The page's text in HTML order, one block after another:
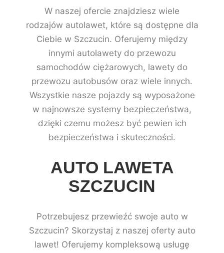
W naszej ofercie znajdziesz wiele
rodzajów autolawet, które są dostępne dla
Ciebie w Szczucin. Oferujemy między
innymi autolawety do przewozu
samochodów ciężarowych, lawety do
przewozu autobusów oraz wiele innych.
Wszystkie nasze pojazdy są wyposażone
w najnowsze systemy bezpieczeństwa,
dzięki czemu możesz być pewien ich
bezpieczeństwa i skuteczności.
AUTO LAWETA
SZCZUCIN
Potrzebujesz przewieźć swoje auto w
Szczucin? Skorzystaj z naszej oferty auto
lawet! Oferujemy kompleksową usługę